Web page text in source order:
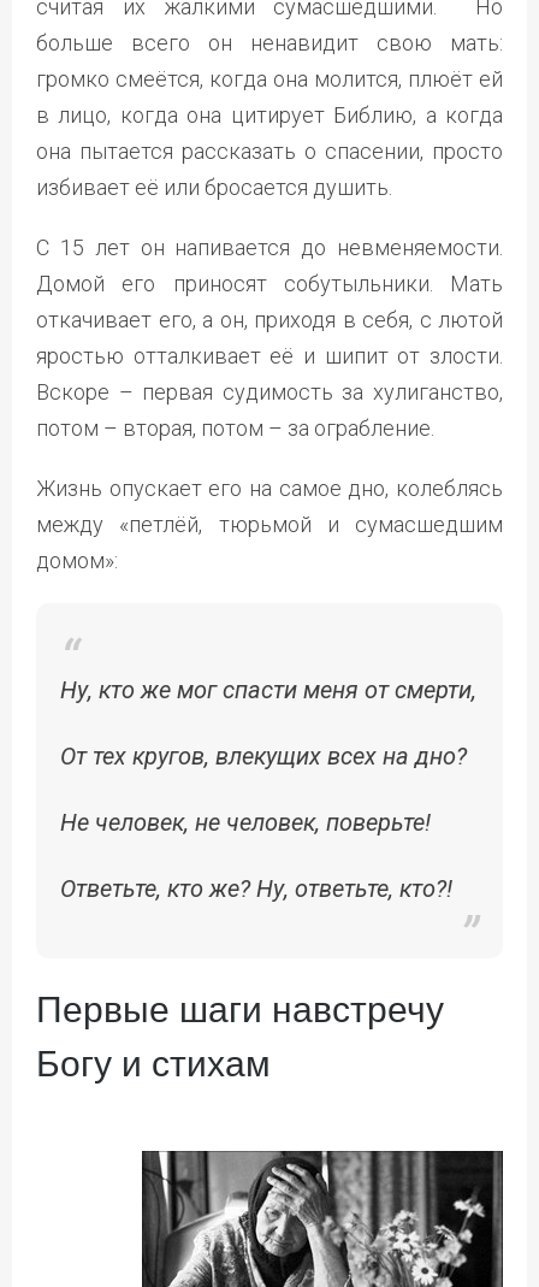
считая их жалкими сумасшедшими. Но
больше всего он ненавидит свою мать:
громко смеётся, когда она молится, плюёт ей
в лицо, когда она цитирует Библию, а когда
она пытается рассказать о спасении, просто
избивает её или бросается душить.
С 15 лет он напивается до невменяемости.
Домой его приносят собутыльники. Мать
откачивает его, а он, приходя в себя, с лютой
яростью отталкивает её и шипит от злости.
Вскоре – первая судимость за хулиганство,
потом – вторая, потом – за ограбление.
Жизнь опускает его на самое дно, колеблясь
между «петлёй, тюрьмой и сумасшедшим
домом»:
Ну, кто же мог спасти меня от смерти,
От тех кругов, влекущих всех на дно?
Не человек, не человек, поверьте!
Ответьте, кто же? Ну, ответьте, кто?!
Первые шаги навстречу
Богу и стихам